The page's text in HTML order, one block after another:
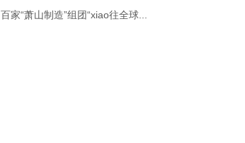
百家“萧山制造”组团“xiao往全球...